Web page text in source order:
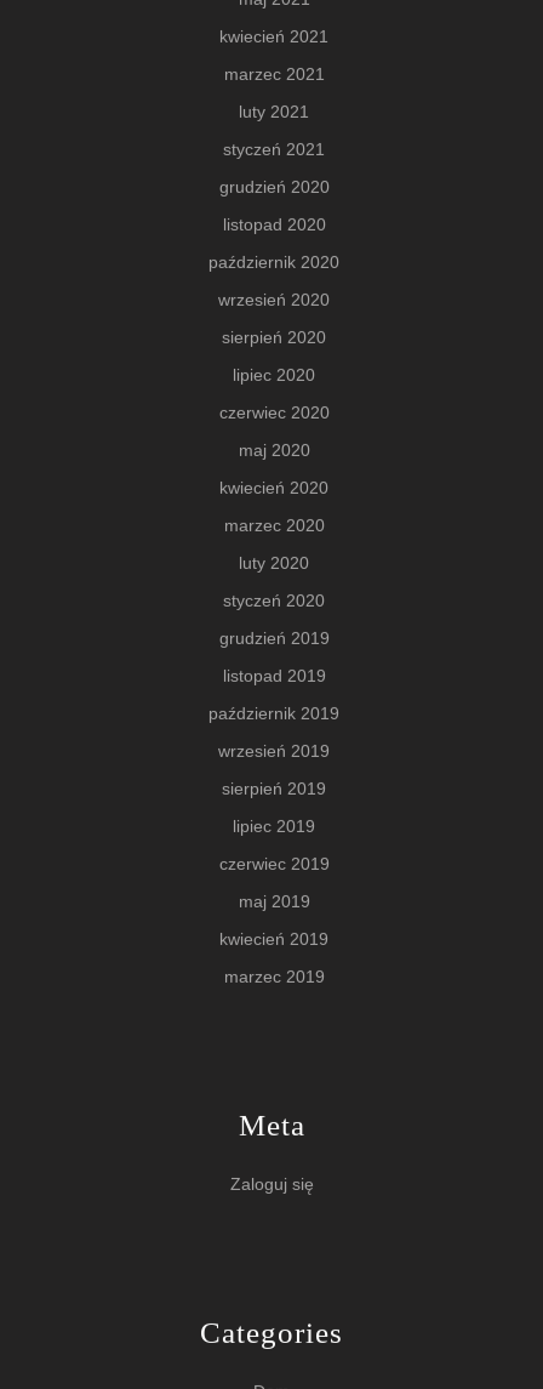
kwiecień 2021
marzec 2021
luty 2021
styczeń 2021
grudzień 2020
listopad 2020
październik 2020
wrzesień 2020
sierpień 2020
lipiec 2020
czerwiec 2020
maj 2020
kwiecień 2020
marzec 2020
luty 2020
styczeń 2020
grudzień 2019
listopad 2019
październik 2019
wrzesień 2019
sierpień 2019
lipiec 2019
czerwiec 2019
maj 2019
kwiecień 2019
marzec 2019
Meta
Zaloguj się
Categories